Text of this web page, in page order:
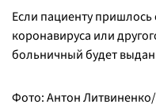
Если пациенту пришлось
коронавируса или
больничный будет
Фото: Антон